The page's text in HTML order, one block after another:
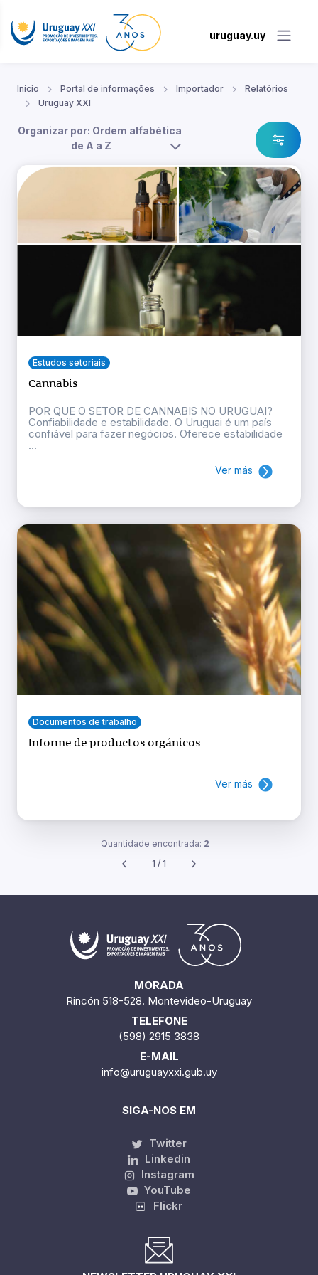
uruguay.uy
Início Portal de informações Importador
Relatórios
Uruguay XXI
Organizar por: Ordem alfabética
de A a Z
Estudos setoriais
Cannabis
POR QUE O SETOR DE CANNABIS NO URUGUAI?
Confiabilidade e estabilidade. O Uruguai é um país
confiável para fazer negócios. Oferece estabilidade
...
Ver más
Documentos de trabalho
Informe de productos orgánicos
Ver más
Quantidade encontrada: 2
1 / 1
MORADA
Rincón 518-528. Montevideo-Uruguay
TELEFONE
(598) 2915 3838
E-MAIL
info@uruguayxxi.gub.uy
SIGA-NOS EM
Twitter
Linkedin
Instagram
YouTube
Flickr